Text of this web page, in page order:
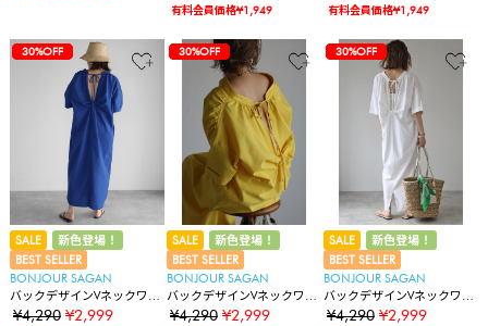
有料会員価格¥1,949 有料会員価格¥1,949
30%OFF
30%OFF
30%OFF
SALE
新色登場！
BEST SELLER
BONJOUR SAGAN
バックデザインVネックワン
ピース
¥4,290 ¥2,999
30%OFF
30%OFF
30%OFF
30%OFF
SALE
新色登場！
BEST SELLER
BONJOUR SAGAN
バックデザインVネックワン
ピース
¥4,290 ¥2,999
30%OFF
30%OFF
30%OFF
30%OFF
30%OFF
SALE
新色登場！
BEST SELLER
BONJOUR SAGAN
バックデザインVネックワン
ピース
¥4,290 ¥2,999